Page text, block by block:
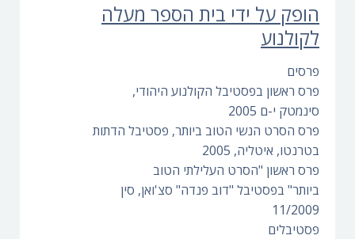
הופק על ידי בית הספר מעלה
לקולנוע
פרסים
פרס ראשון בפסטיבל הקולנוע היהודי,
סינמטק י-ם 2005
פרס הסרט הנשי הטוב ביותר, פסטיבל הדתות
בטרנטו, איטליה, 2005
פרס ראשון "הסרט העלילתי הטוב
ביותר" בפסטיבל "דוב פנדה" סצ'ואן, סין
11/2009
פסטיבלים